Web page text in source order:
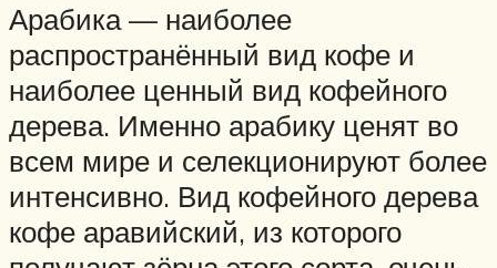
Арабика — наиболее
распространённый вид кофе и
наиболее ценный вид кофейного
дерева. Именно арабику ценят во
всем мире и селекционируют более
интенсивно. Вид кофейного дерева
кофе аравийский, из которого